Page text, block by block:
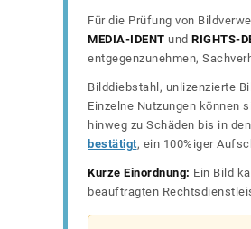
Für die Prüfung von
MEDIA-IDENT und RIGHTS-
entgegenzunehmen,
Bilddiebstahl, unlizenzierte
Einzelne Nutzungen können
hinweg zu Schäden bis in
bestätigt, ein 100%iger
Kurze Einordnung: Ein Bild
beauftragten